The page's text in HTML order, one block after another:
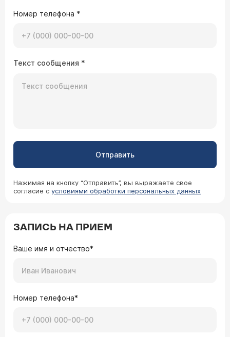
Номер телефона *
Текст сообщения *
Отправить
Нажимая на кнопку “Отправить”, вы выражаете свое
согласие с условиями обработки персональных данных
ЗАПИСЬ НА ПРИЕМ
Ваше имя и отчество*
Номер телефона*